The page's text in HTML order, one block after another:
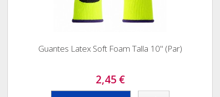
Guantes Latex Soft Foam Talla 10" (Par)
2,45 €